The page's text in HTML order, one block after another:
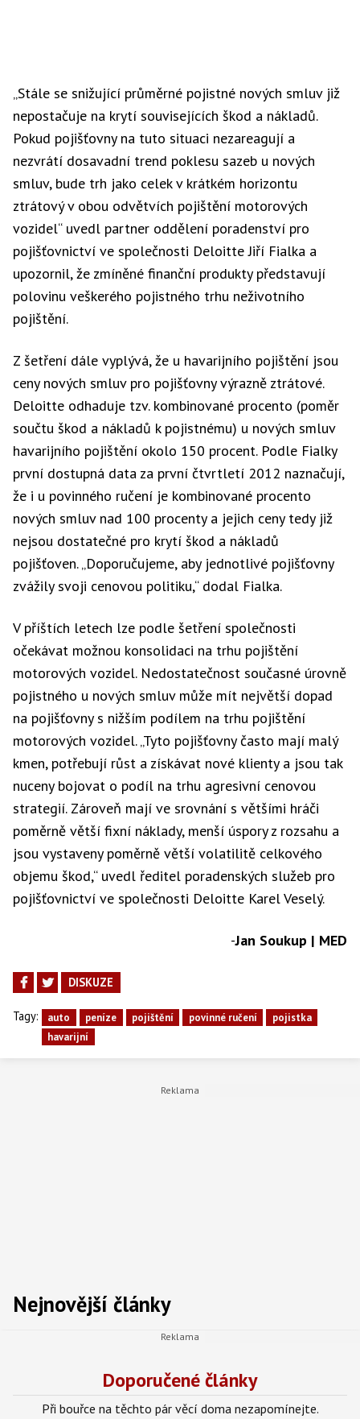
„Stále se snižující průměrné pojistné nových smluv již
nepostačuje na krytí souvisejících škod a nákladů.
Pokud pojišťovny na tuto situaci nezareagují a
nezvrátí dosavadní trend poklesu sazeb u nových
smluv, bude trh jako celek v krátkém horizontu
ztrátový v obou odvětvích pojištění motorových
vozidel“ uvedl partner oddělení poradenství pro
pojišťovnictví ve společnosti Deloitte Jiří Fialka a
upozornil, že zmíněné finanční produkty představují
polovinu veškerého pojistného trhu neživotního
pojištění.
Z šetření dále vyplývá, že u havarijního pojištění jsou
ceny nových smluv pro pojišťovny výrazně ztrátové.
Deloitte odhaduje tzv. kombinované procento (poměr
součtu škod a nákladů k pojistnému) u nových smluv
havarijního pojištění okolo 150 procent. Podle Fialky
první dostupná data za první čtvrtletí 2012 naznačují,
že i u povinného ručení je kombinované procento
nových smluv nad 100 procenty a jejich ceny tedy již
nejsou dostatečné pro krytí škod a nákladů
pojišťoven. „Doporučujeme, aby jednotlivé pojišťovny
zvážily svoji cenovou politiku,“ dodal Fialka.
V příštích letech lze podle šetření společnosti
očekávat možnou konsolidaci na trhu pojištění
motorových vozidel. Nedostatečnost současné úrovně
pojistného u nových smluv může mít největší dopad
na pojišťovny s nižším podílem na trhu pojištění
motorových vozidel. „Tyto pojišťovny často mají malý
kmen, potřebují růst a získávat nové klienty a jsou tak
nuceny bojovat o podíl na trhu agresivní cenovou
strategií. Zároveň mají ve srovnání s většími hráči
poměrně větší fixní náklady, menší úspory z rozsahu a
jsou vystaveny poměrně větší volatilitě celkového
objemu škod,“ uvedl ředitel poradenských služeb pro
pojišťovnictví ve společnosti Deloitte Karel Veselý.
-Jan Soukup | MED
DISKUZE
Tagy: auto peníze pojištění povinné ručení
pojistka
havarijní
Nejnovější články
Doporučené články
Při bouřce na těchto pár věcí doma nezapomínejte.